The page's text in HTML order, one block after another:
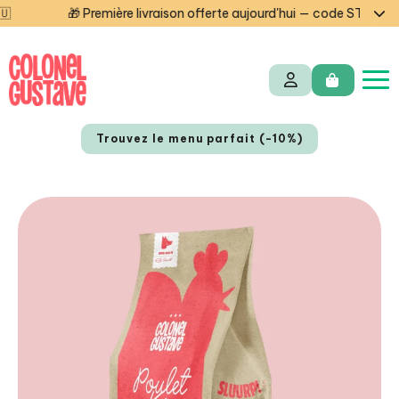
livraison offerte aujourd'hui — code STARTCG2 ou dès
EN
Trouvez le menu parfait (-10%)